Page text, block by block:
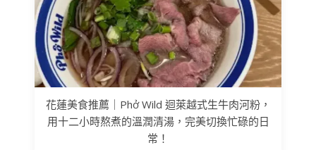
花蓮美食推薦｜Phở Wild 迴萊越式生牛肉河粉，
用十二小時熬煮的溫潤清湯，完美切換忙碌的日
常！